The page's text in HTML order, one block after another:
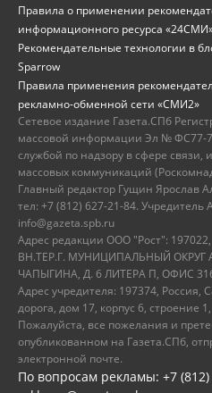
Правила о применении
информационного ресурса
Рекомендательные технологии в
Sparrow
Правила применения
рекламно-обменной сети «СМИ2»
Сетевое издание Газета.СПб
массовой информации Эл № ФС77-
службой по надзору в сфере
массовых коммуникаций
Главный редактор Гущин Ярослав
тел: +7 (812) 627-21-84.
info@gazeta.spb.ru
Адрес редакции ООО "Рост": 197022,
ВН.ТЕР.Г. МУНИЦИПАЛЬНЫЙ ОКРУГ
ЧАПЫГИНА, Д. 6 ЛИТЕРА П, ОФИС
Адрес учредителя: 197374, Россия,
дорога, дом 17, корпус 6, строение
Пожалуйста, все пожелания и
опубликованном на Газета.СПб,
электронной почте.
По вопросам рекламы: +7 (812)